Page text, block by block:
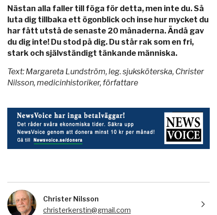
Nästan alla faller till föga för detta, men inte du. Så
luta dig tillbaka ett ögonblick och inse hur mycket du
har fått utstå de senaste 20 månaderna. Ändå gav
du dig inte! Du stod på dig. Du står rak som en fri,
stark och självständigt tänkande människa.
Text: Margareta Lundström, leg. sjuksköterska, Christer
Nilsson, medicinhistoriker, författare
Christer Nilsson
christerkerstin@gmail.com